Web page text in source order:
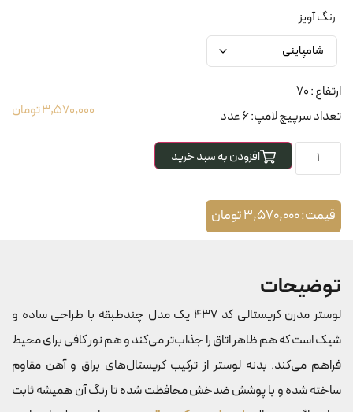
رنگ آویز
ارتفاع : 70
تعداد سرپیچ لامپ: 6 عدد
3,570,000تومان
افزودن به سبد خرید
قیمت:3,570,000تومان
توضیحات
لوستر مدرن کریستالی کد 437 یک مدل چندطبقه با طراحی ساده و
شیک است که هم ظاهر اتاق را جذاب‌تر می‌کند و هم نور کافی برای محیط
فراهم می‌کند. بدنه لوستر از ترکیب کریستال‌های براق و آهن مقاوم
ساخته شده و با پوشش ضدخش محافظت شده تا رنگ آن همیشه ثابت